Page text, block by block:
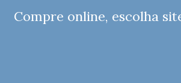
Compre online, escolha